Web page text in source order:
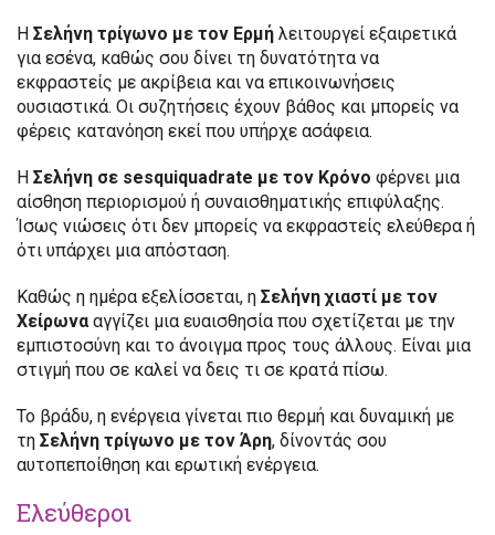
Η Σελήνη τρίγωνο με τον Ερμή λειτουργεί εξαιρετικά
για εσένα, καθώς σου δίνει τη δυνατότητα να
εκφραστείς με ακρίβεια και να επικοινωνήσεις
ουσιαστικά. Οι συζητήσεις έχουν βάθος και μπορείς να
φέρεις κατανόηση εκεί που υπήρχε ασάφεια.
Η Σελήνη σε sesquiquadrate με τον Κρόνο φέρνει μια
αίσθηση περιορισμού ή συναισθηματικής επιφύλαξης.
Ίσως νιώσεις ότι δεν μπορείς να εκφραστείς ελεύθερα ή
ότι υπάρχει μια απόσταση.
Καθώς η ημέρα εξελίσσεται, η Σελήνη χιαστί με τον
Χείρωνααγγίζει μια ευαισθησία που σχετίζεται με την
εμπιστοσύνη και το άνοιγμα προς τους άλλους. Είναι μια
στιγμή που σε καλεί να δεις τι σε κρατά πίσω.
Το βράδυ, η ενέργεια γίνεται πιο θερμή και δυναμική με
τη Σελήνη τρίγωνο με τον Άρη, δίνοντάς σου
αυτοπεποίθηση και ερωτική ενέργεια.
Ελεύθεροι